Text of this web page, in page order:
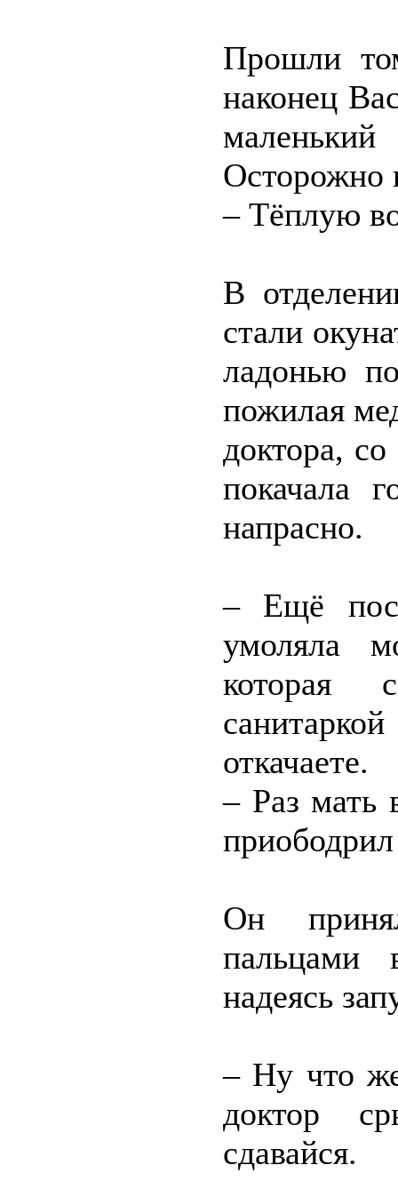
Прошли
наконец
Осторожно
– Тёплую
В
стали
ладонью
пожилая
доктора, со
покачала
напрасно.
– Ещё
умоляла
которая
откачаете.
– Раз мать
Он
пальцами
надеясь
– Ну что
доктор
сдавайся.